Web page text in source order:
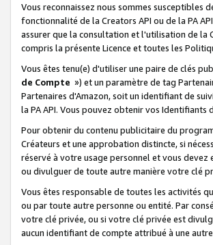
Vous reconnaissez nous sommes susceptibles
fonctionnalité de la Creators API ou de la PA
assurer que la consultation et l'utilisation de la
compris la présente Licence et toutes les
Vous êtes tenu(e) d'utiliser une paire de clés
de Compte ») et un paramètre de tag
Partenaires d'Amazon, soit un identifiant de
la PA API. Vous pouvez obtenir vos Identifiants
Pour obtenir du contenu publicitaire du
Créateurs et une approbation distincte, si
réservé à votre usage personnel et vous
ou divulguer de toute autre manière votre clé
Vous êtes responsable de toutes les activités
ou par toute autre personne ou entité. Par
votre clé privée, ou si votre clé privée est
aucun identifiant de compte attribué à une